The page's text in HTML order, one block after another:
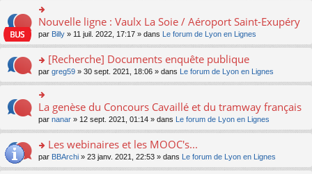
c
nt
u
s
c
e
nt
n
o
lu
pl
u
s
ré
c
e
nt
s
g
e
n
o
lu
pl
u
s
ré
e
nt
m
e
s
g
e
n
o
n
le
u
s
ré
s
ult
er
le
m
e
s
a
e
n
o
n
le
o
n
er
le
m
e
s
a
g
e
n
o
Nouvelle ligne : Vaulx La Soie / Aéroport Saint-Exupéry
par Billy » 11 juil. 2022, 17:17 » dans Le forum de Lyon en Lignes
o
n
s
ult
er
le
m
e
s
[Recherche] Documents enquête publique
par greg59 » 30 sept. 2021, 18:06 » dans Le forum de Lyon en Lignes
n
er
le
m
La genèse du Concours Cavaillé et du tramway français
par nanar » 12 sept. 2021, 01:14 » dans Le forum de Lyon en Lignes
o
n
Les webinaires et les MOOC's...
par BBArchi » 23 janv. 2021, 22:53 » dans Le forum de Lyon en Lignes